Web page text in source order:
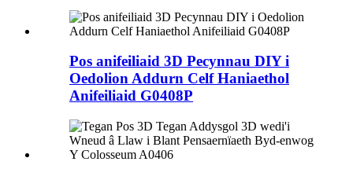
Pos anifeiliaid 3D Pecynnau DIY i
Oedolion Addurn Celf Haniaethol
Anifeiliaid G0408P